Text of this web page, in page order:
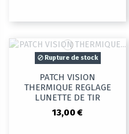
Rupture de stock
PATCH VISION
THERMIQUE REGLAGE
LUNETTE DE TIR
13,00 €